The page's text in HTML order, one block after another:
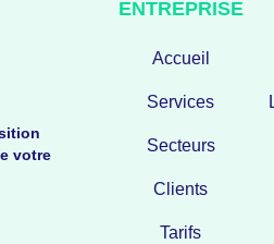
votre
ENTREPRISE
Accueil
Services
Secteurs
Clients
Tarifs